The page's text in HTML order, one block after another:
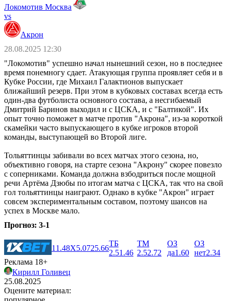
Локомотив Москва
vs
Акрон
28.08.2025 12:30
"Локомотив" успешно начал нынешний сезон, но в последнее
время понемногу сдает. Атакующая группа проявляет себя и в
Кубке России, где Михаил Галактионов выпускает
ближайший резерв. При этом в кубковых составах всегда есть
один-два футболиста основного состава, а несгибаемый
Дмитрий Баринов выходил и с ЦСКА, и с "Балтикой". Их
опыт точно поможет в матче против "Акрона", из-за короткой
скамейки часто выпускающего в кубке игроков второй
команды, выступающей во Второй лиге.
Тольяттинцы забивали во всех матчах этого сезона, но,
объективно говоря, на старте сезона "Акрону" скорее повезло
с соперниками. Команда должна взбодриться после мощной
речи Артёма Дзюбы по итогам матча с ЦСКА, так что на свой
гол тольяттинцы наиграют. Однако в кубке "Акрон" играет
совсем экспериментальным составом, поэтому шансов на
успех в Москве мало.
Прогноз: 3-1
1 1.48X5.0725.66
ТБ
2.51.46
ТМ
2.52.72
ОЗ
да1.60
ОЗ
нет2.34
Реклама 18+
Кирилл Голивец
25.08.2025
Оцените материал: